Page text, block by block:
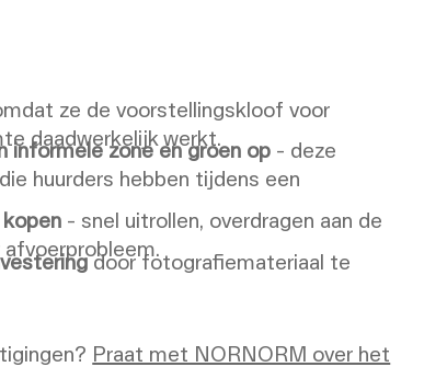
ze de voorstellingskloof voor
daadwerkelijk werkt.
informele zone en groen op - deze
huurders hebben tijdens een
- snel uitrollen, overdragen aan de
door fotografiemateriaal te
Praat met NORNORM over het